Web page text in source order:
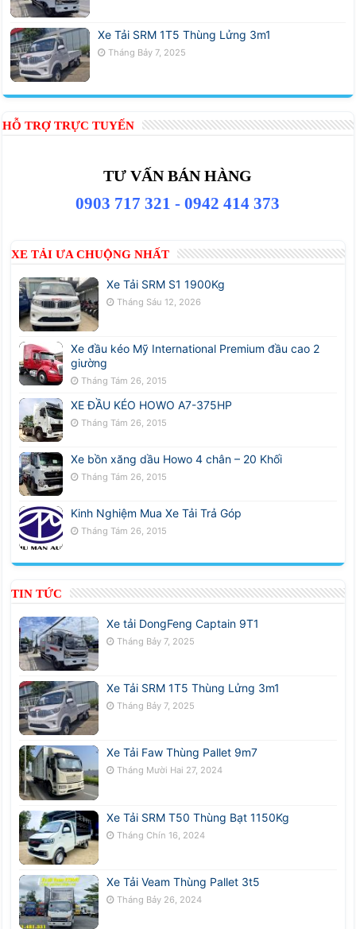
Xe Tải SRM 1T5 Thùng Lửng 3m1
Tháng Bảy 7, 2025
HỖ TRỢ TRỰC TUYẾN
TƯ VẤN BÁN HÀNG
0903 717 321 - 0942 414 373
XE TẢI ƯA CHUỘNG NHẤT
Xe Tải SRM S1 1900Kg
Tháng Sáu 12, 2026
Xe đầu kéo Mỹ International Premium đầu cao 2
giường
Tháng Tám 26, 2015
XE ĐẦU KÉO HOWO A7-375HP
Tháng Tám 26, 2015
Xe bồn xăng dầu Howo 4 chân – 20 Khối
Tháng Tám 26, 2015
Kinh Nghiệm Mua Xe Tải Trả Góp
Tháng Tám 26, 2015
TIN TỨC
Xe tải DongFeng Captain 9T1
Tháng Bảy 7, 2025
Xe Tải SRM 1T5 Thùng Lửng 3m1
Tháng Bảy 7, 2025
Xe Tải Faw Thùng Pallet 9m7
Tháng Mười Hai 27, 2024
Xe Tải SRM T50 Thùng Bạt 1150Kg
Tháng Chín 16, 2024
Xe Tải Veam Thùng Pallet 3t5
Tháng Bảy 26, 2024